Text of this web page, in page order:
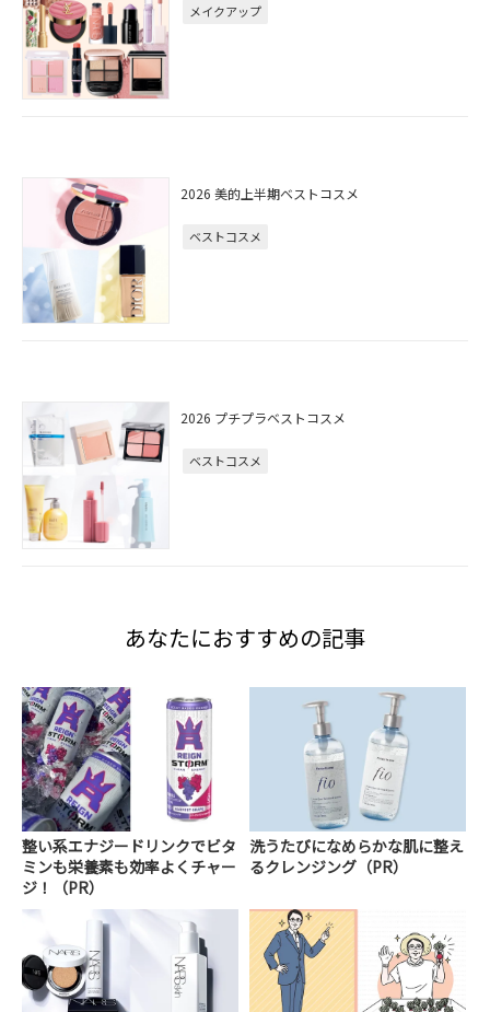
メイクアップ
2026 美的上半期ベストコスメ
ベストコスメ
2026 プチプラベストコスメ
ベストコスメ
あなたにおすすめの記事
整い系エナジードリンクでビタ
ミンも栄養素も効率よくチャー
ジ！（PR）
洗うたびになめらかな肌に整え
るクレンジング（PR）